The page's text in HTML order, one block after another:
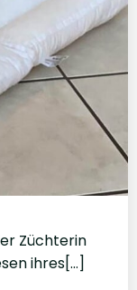
Züchterin
ihres[…]